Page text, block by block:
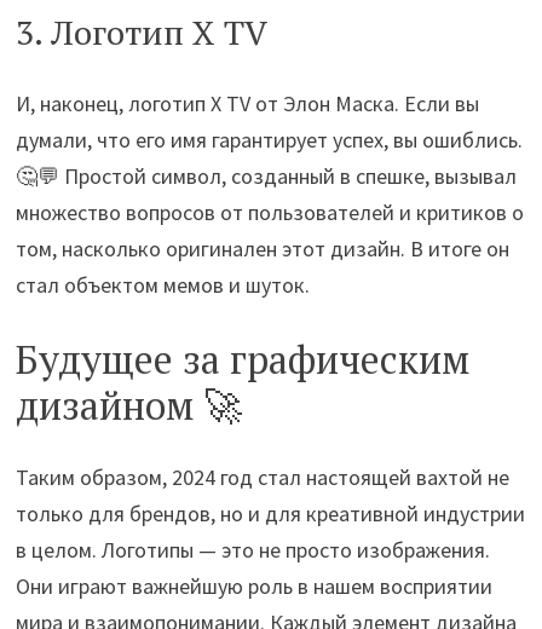
3. Логотип X TV
И, наконец, логотип X TV от Элон Маска. Если вы
думали, что его имя гарантирует успех, вы ошиблись.
🤔💬 Простой символ, созданный в спешке, вызывал
множество вопросов от пользователей и критиков о
том, насколько оригинален этот дизайн. В итоге он
стал объектом мемов и шуток.
Будущее за графическим
дизайном 🚀
Таким образом, 2024 год стал настоящей вахтой не
только для брендов, но и для креативной индустрии
в целом. Логотипы — это не просто изображения.
Они играют важнейшую роль в нашем восприятии
мира и взаимопонимании. Каждый элемент дизайна